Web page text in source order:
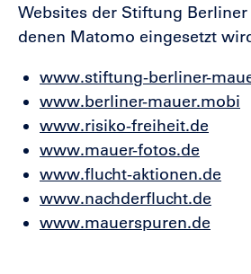
Websites der Stiftung
denen Matomo eingesetzt
www.stiftung-berliner-
www.berliner-mauer.mobi
www.risiko-freiheit.de
www.mauer-fotos.de
www.flucht-aktionen.de
www.nachderflucht.de
www.mauerspuren.de